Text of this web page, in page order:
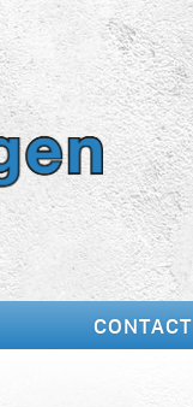
CONTACT